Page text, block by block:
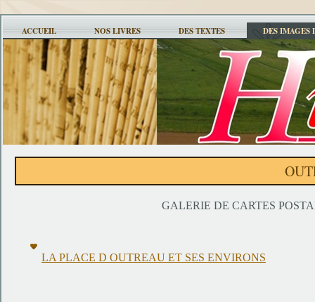
ACCUEIL NOS LIVRES DES TEXTES DES IMAGES
GALERIE DE CARTES
LA PLACE D OUTREAU ET SES ENVIRONS